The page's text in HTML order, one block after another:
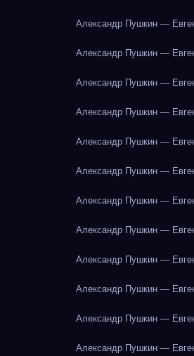
Александр Пушкин —
Александр Пушкин —
Александр Пушкин —
Александр Пушкин —
Александр Пушкин —
Александр Пушкин —
Александр Пушкин —
Александр Пушкин —
Александр Пушкин —
Александр Пушкин —
Александр Пушкин —
Александр Пушкин —